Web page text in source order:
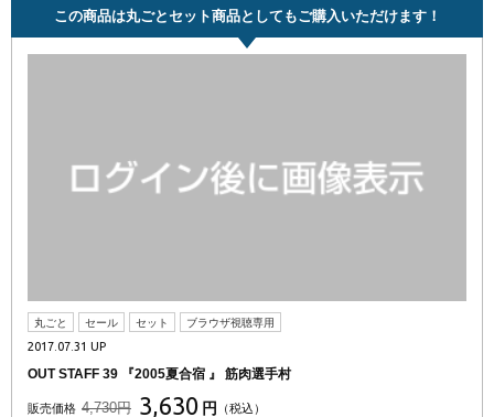
この商品は丸ごとセット商品としてもご購入いただけます！
丸ごと セール セット ブラウザ視聴専用
2017.07.31 UP
OUT STAFF 39 『2005夏合宿 』 筋肉選手村
販売価格 4,730円 3,630 円 （税込）